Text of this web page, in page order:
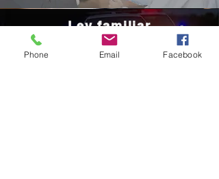
Ley familiar
Defensa Criminal
Phone Email Facebook